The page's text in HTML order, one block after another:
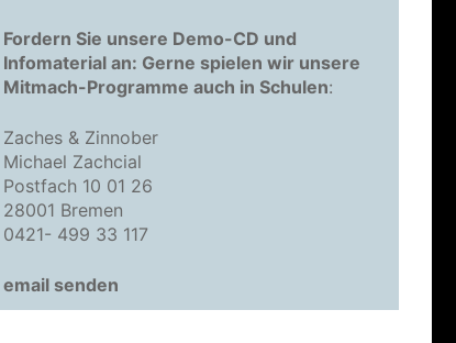
Fordern Sie unsere Demo-CD und
Infomaterial an: Gerne spielen wir unsere
Mitmach-Programme auch in Schulen:
Zaches & Zinnober
Michael Zachcial
Postfach 10 01 26
28001 Bremen
0421- 499 33 117
email senden